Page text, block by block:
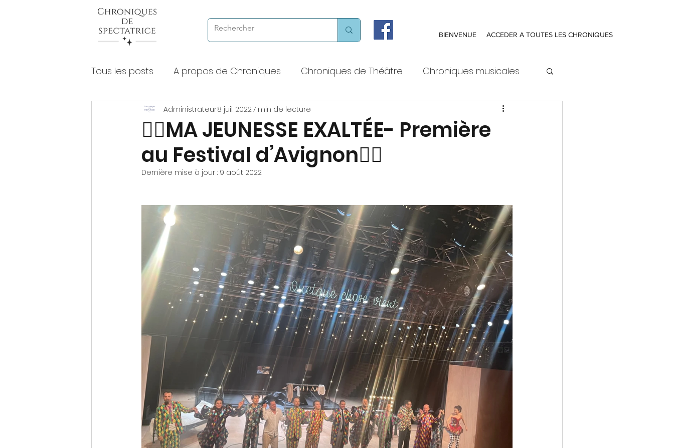
BIENVENUE ACCEDER A TOUTES LES CHRONIQUES
Tous les posts A propos de Chroniques Chroniques de Théâtre Chroniques musicales
Chroniques de lectures à voix haute Chroniques chorégraphiques
Expositions et musées Chroniques littéraires Théâtres et lieux de culture
❤️‍🔥MA JEUNESSE EXALTÉE- Première
au Festival d’Avignon❤️‍🔥
Administrateur8 juil. 20227 min de lecture
Dernière mise à jour : 9 août 2022